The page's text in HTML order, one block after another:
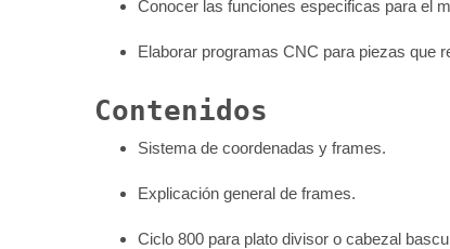
Conocer las funciones especificas para el
Elaborar programas CNC para piezas que
Contenidos
Sistema de coordenadas y frames.
Explicación general de frames.
Ciclo 800 para plato divisor o cabezal